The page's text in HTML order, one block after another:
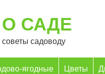
О САДЕ
советы садоводу
ягодные Цветы